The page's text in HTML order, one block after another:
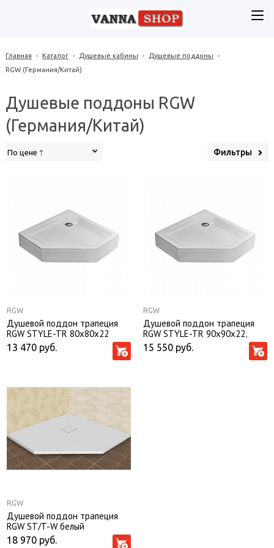
Главная - Каталог - Душевые кабины - Душевые поддоны
-
RGW (Германия/Китай)
Душевые поддоны RGW
(Германия/Китай)
По цене Фильтры
RGW
Душевой поддон трапеция
RGW STYLE-TR 80х80х22
13 470 руб.
RGW
Душевой поддон трапеция
RGW STYLE-TR 90х90х22,
артикул 16180599-11
15 550 руб.
RGW
Душевой поддон трапеция
RGW ST/T-W белый
Искуственный камень
18 970 руб.